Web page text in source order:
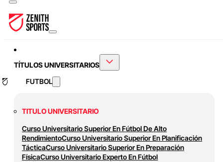
TÍTULOS UNIVERSITARIOS
FUTBOL
TITULO UNIVERSITARIO
Curso Universitario Superior En Fútbol De Alto
RendimientoCurso Universitario Superior En Planificación
TácticaCurso Universitario Superior En Preparación
FísicaCurso Universitario Experto En Fútbol